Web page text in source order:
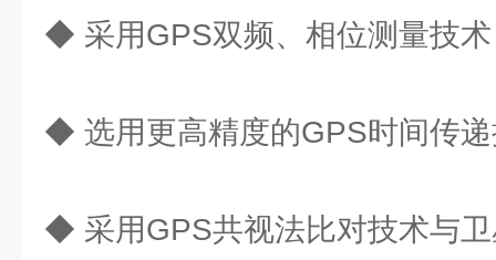
◆ 采用GPS双频、相位测量技
◆ 选用更高精度的GPS时间传
◆ 采用GPS共视法比对技术与